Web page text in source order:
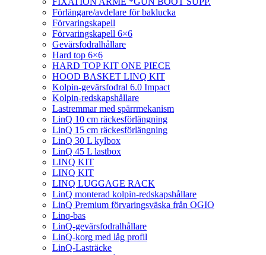
Förlängare/avdelare för baklucka
Förvaringskapell
Förvaringskapell 6×6
Gevärsfodralhållare
Hard top 6×6
HARD TOP KIT ONE PIECE
HOOD BASKET LINQ KIT
Kolpin-gevärsfodral 6.0 Impact
Kolpin-redskapshållare
Lastremmar med spärrmekanism
LinQ 10 cm räckesförlängning
LinQ 15 cm räckesförlängning
LinQ 30 L kylbox
LinQ 45 L lastbox
LINQ KIT
LINQ KIT
LINQ LUGGAGE RACK
LinQ monterad kolpin-redskapshållare
LinQ Premium förvaringsväska från OGIO
Linq-bas
LinQ-gevärsfodralhållare
LinQ-korg med låg profil
LinQ-Lasträcke